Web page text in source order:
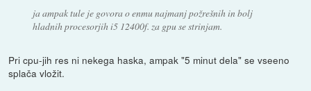
ja ampak tule je govora o enmu najmanj požrešnih in bolj
hladnih procesorjih i5 12400f. za gpu se strinjam.
Pri cpu-jih res ni nekega haska, ampak "5 minut dela" se vseeno
splača vložit.